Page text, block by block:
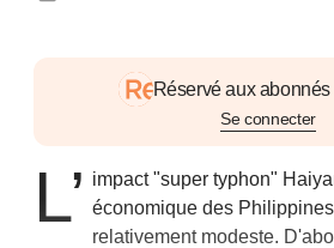
Réservé aux
Se connecter
L’ impact "super typhon"
économique des
relativement modeste.